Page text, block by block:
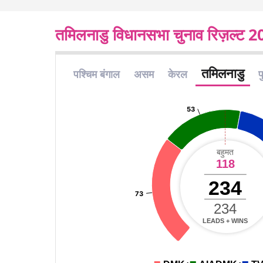
तमिलनाडु विधानसभा चुनाव रिज़ल्ट